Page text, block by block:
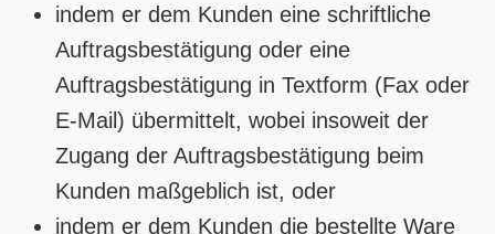
indem er dem Kunden eine schriftliche
Auftragsbestätigung oder eine
Auftragsbestätigung in Textform (Fax oder
E-Mail) übermittelt, wobei insoweit der
Zugang der Auftragsbestätigung beim
Kunden maßgeblich ist, oder
indem er dem Kunden die bestellte Ware